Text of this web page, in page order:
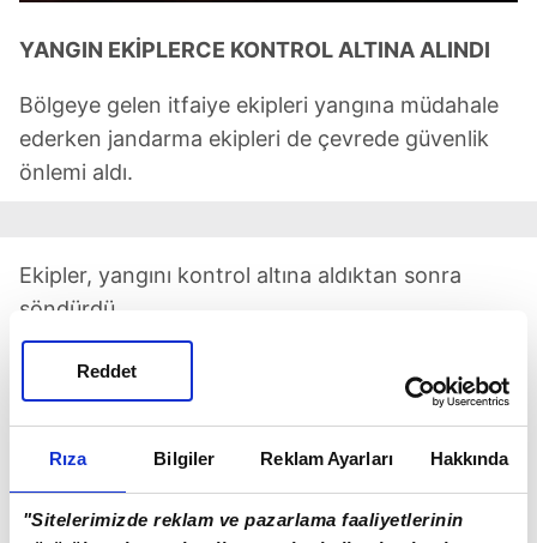
Rıza Bilgiler Reklam Ayarları Hakkında
"Sitelerimizde reklam ve pazarlama faaliyetlerinin
Reddet
YANGIN EKİPLERCE KONTROL ALTINA ALINDI
Bölgeye gelen itfaiye ekipleri yangına müdahale
ederken jandarma ekipleri de çevrede güvenlik
önlemi aldı.
Ekipler, yangını kontrol altına aldıktan sonra
söndürdü.